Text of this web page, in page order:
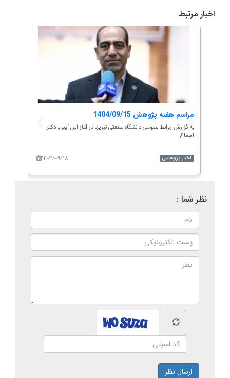
اخبار مرتبط
مراسم هفته پژوهش 1404/09/15
به گزارش روابط عمومی دانشگاه صنعتی تبریز، در آغاز این آیین، دکتر
اسماع...
۱۴۰۴/۰۹/۱۸ اخبار پژوهشی
نظر شما :
ارسال نظر